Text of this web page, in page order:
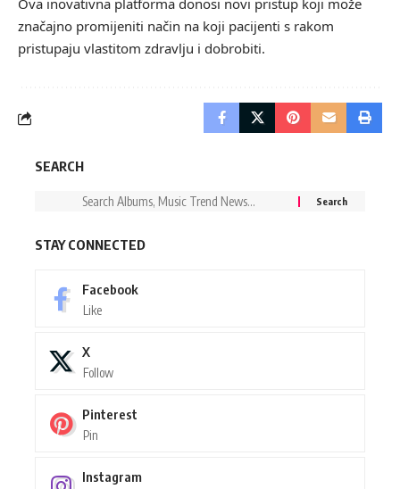
Ova inovativna platforma donosi novi pristup koji može
značajno promijeniti način na koji pacijenti s rakom
pristupaju vlastitom zdravlju i dobrobiti.
SEARCH
STAY CONNECTED
Facebook
Like
X
Follow
Pinterest
Pin
Instagram